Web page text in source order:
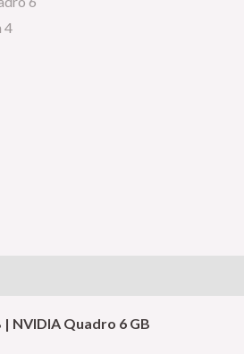
| NVIDIA Quadro 6 GB